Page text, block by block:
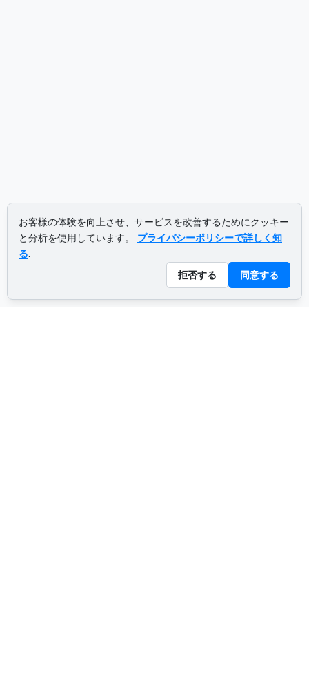
お客様の体験を向上させ、サービスを改善するためにクッキー
と分析を使用しています。
プライバシーポリシーで詳しく知
る.
拒否する
同意する